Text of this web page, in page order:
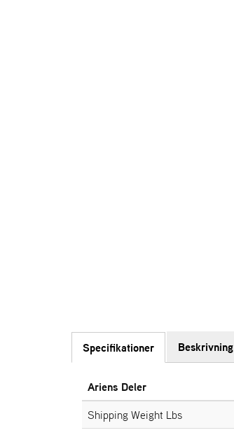
Specifikationer Beskrivning
Ariens Deler
Shipping Weight Lbs